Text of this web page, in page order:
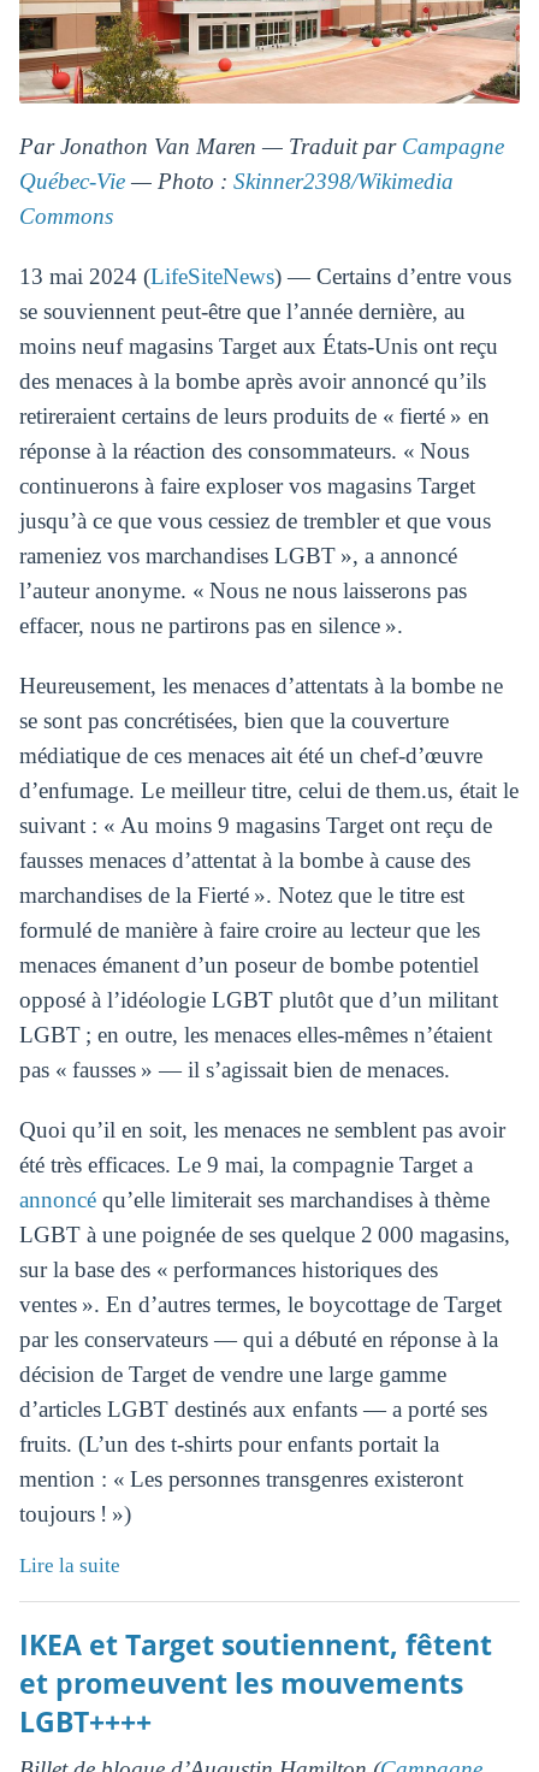
Par Jonathon Van Maren — Traduit par Campagne
Québec-Vie— Photo : Skinner2398/Wikimedia
Commons
13 mai 2024 (LifeSiteNews) — Certains d’entre vous
se souviennent peut-être que l’année dernière, au
moins neuf magasins Target aux États-Unis ont reçu
des menaces à la bombe après avoir annoncé qu’ils
retireraient certains de leurs produits de « fierté » en
réponse à la réaction des consommateurs. « Nous
continuerons à faire exploser vos magasins Target
jusqu’à ce que vous cessiez de trembler et que vous
rameniez vos marchandises LGBT », a annoncé
l’auteur anonyme. « Nous ne nous laisserons pas
effacer, nous ne partirons pas en silence ».
Heureusement, les menaces d’attentats à la bombe ne
se sont pas concrétisées, bien que la couverture
médiatique de ces menaces ait été un chef-d’œuvre
d’enfumage. Le meilleur titre, celui de them.us, était le
suivant : « Au moins 9 magasins Target ont reçu de
fausses menaces d’attentat à la bombe à cause des
marchandises de la Fierté ». Notez que le titre est
formulé de manière à faire croire au lecteur que les
menaces émanent d’un poseur de bombe potentiel
opposé à l’idéologie LGBT plutôt que d’un militant
LGBT ; en outre, les menaces elles-mêmes n’étaient
pas « fausses » — il s’agissait bien de menaces.
Quoi qu’il en soit, les menaces ne semblent pas avoir
été très efficaces. Le 9 mai, la compagnie Target a
annoncéqu’elle limiterait ses marchandises à thème
LGBT à une poignée de ses quelque 2 000 magasins,
sur la base des « performances historiques des
ventes ». En d’autres termes, le boycottage de Target
par les conservateurs — qui a débuté en réponse à la
décision de Target de vendre une large gamme
d’articles LGBT destinés aux enfants — a porté ses
fruits. (L’un des t-shirts pour enfants portait la
mention : « Les personnes transgenres existeront
toujours ! »)
Lire la suite
IKEA et Target soutiennent, fêtent
et promeuvent les mouvements
LGBT++++